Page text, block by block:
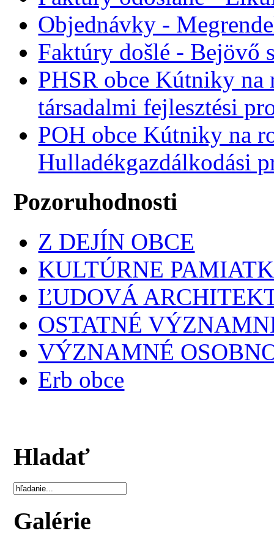
Objednávky -
Faktúry došlé - Bejövő
PHSR obce Kútniky na
társadalmi fejlesztési
POH obce Kútniky na
Hulladékgazdálkodási
Pozoruhodnosti
Z DEJÍN OBCE
KULTÚRNE
ĽUDOVÁ
OSTATNÉ
VÝZNAMNÉ
Erb obce
Hladať
Galérie